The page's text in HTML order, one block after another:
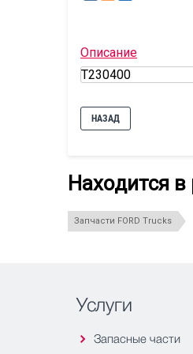
Описание
T230400
НАЗАД
Находится в
Запчасти FORD Trucks
Услуги
Запасные части